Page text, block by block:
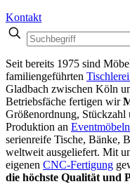
Kontakt
Seit bereits 1975 sind
familiengeführten
Gladbach zwischen Köln
Betriebsfäche fertigen wir
Größenordnung,
Produktion an
serienreife Tische, Bänke,
weltweit ausgeliefert. Mit
eigenen CNC-Fertigung
die höchste Qualität und